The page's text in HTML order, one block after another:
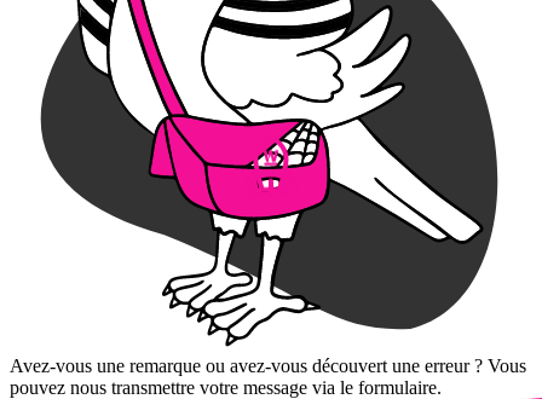
Avez-vous une remarque ou avez-vous découvert une erreur ? Vous
pouvez nous transmettre votre message via le formulaire.